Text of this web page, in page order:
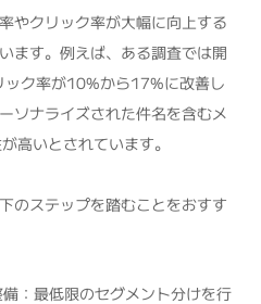
やクリック率が大幅に向上する
ます。例えば、ある調査では開
ク率が10%から17%に改善し
ソナライズされた件名を含むメ
高いとされています。
のステップを踏むことをおすす
：最低限のセグメント分けを行